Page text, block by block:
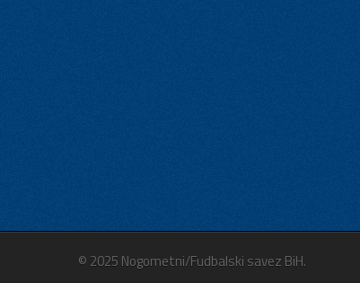
© 2025 Nogometni/Fudbalski savez BiH.